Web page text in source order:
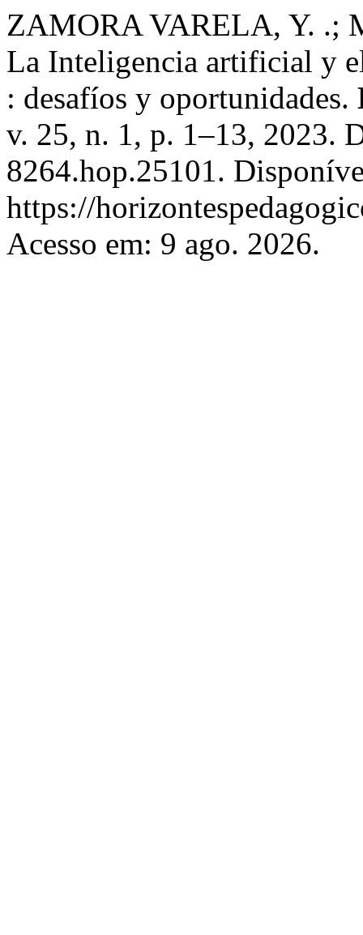
ZAMORA VARELA, Y. .;
La Inteligencia artificial y
: desafíos y oportunidades.
v. 25, n. 1, p. 1–13, 2023.
8264.hop.25101.
https://
Acesso em: 9 ago. 2026.